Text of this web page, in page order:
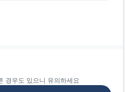
경우도 있으니 유의하세요